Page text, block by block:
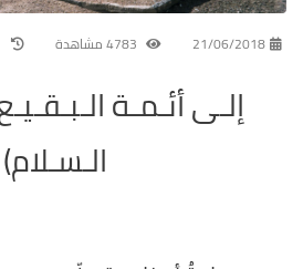
21/06/2018
إلـى أئـمـة
الـسـلام)